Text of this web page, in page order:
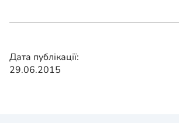
Дата публікації:
29.06.2015